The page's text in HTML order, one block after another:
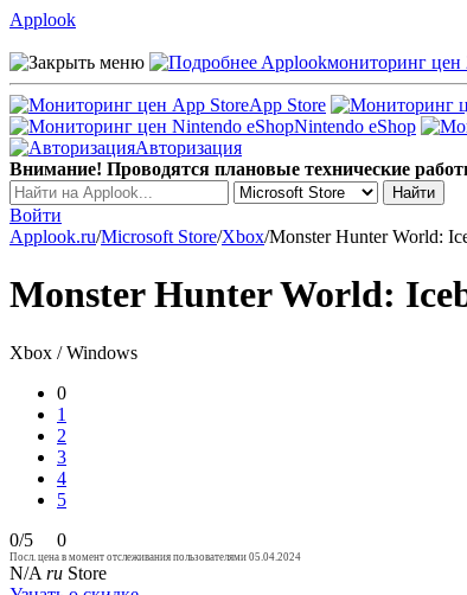
Applook
Applookмониторинг цен
App Store
Nintendo eShop
Авторизация
Внимание! Проводятся плановые технические
Войти
Applook.ru/Microsoft Store/Xbox/Monster Hunter World:
Monster Hunter World:
Xbox / Windows
0
1
2
3
4
5
0/5 0
Посл. цена в момент отслеживания пользователями 05.04.2024
N/A ru Store